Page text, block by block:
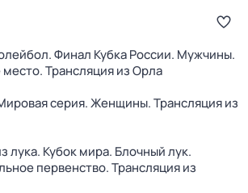
Финал Кубка России. Мужчины.
место. Трансляция из Орла
серия. Женщины. Трансляция из
лука. Кубок мира. Блочный лук.
первенство. Трансляция из